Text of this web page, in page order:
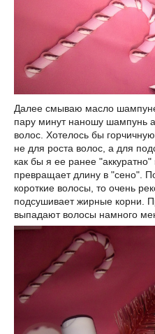
Далее смываю масло
пару минут наношу шампунь
волос. Хотелось бы
не для роста волос, а для
как бы я ее ранее
превращает длину в "сено".
короткие волосы, то очень
подсушивает жирные корни.
выпадают волосы намного